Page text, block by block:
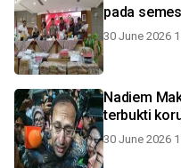
pada
30 June 2026
Nadiem
terbukti
30 June 2026